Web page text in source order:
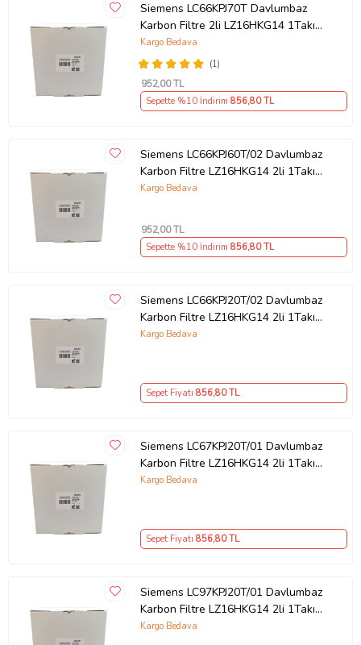
Siemens LC66KPJ70T Davlumbaz
Karbon Filtre 2li LZ16HKG14 1Takım
Bacasız Aspiratör Kömür Filtresi
(1)
Kargo Bedava
952,00 TL
Sepette %10 İndirim 856,80 TL
Siemens LC66KPJ60T/02 Davlumbaz
Karbon Filtre LZ16HKG14 2li 1Takım
Bacasız Aspiratör Kömür Filtresi
Kargo Bedava
952,00 TL
Sepette %10 İndirim 856,80 TL
Siemens LC66KPJ20T/02 Davlumbaz
Karbon Filtre LZ16HKG14 2li 1Takım
Bacasız Aspiratör Kömür Filtresi
Kargo Bedava
Sepet Fiyatı 856,80 TL
Siemens LC67KPJ20T/01 Davlumbaz
Karbon Filtre LZ16HKG14 2li 1Takım
Bacasız Aspiratör Kömür Filtresi
Kargo Bedava
Sepet Fiyatı 856,80 TL
Siemens LC97KPJ20T/01 Davlumbaz
Karbon Filtre LZ16HKG14 2li 1Takım
Bacasız Aspiratör Kömür Filtresi
Kargo Bedava